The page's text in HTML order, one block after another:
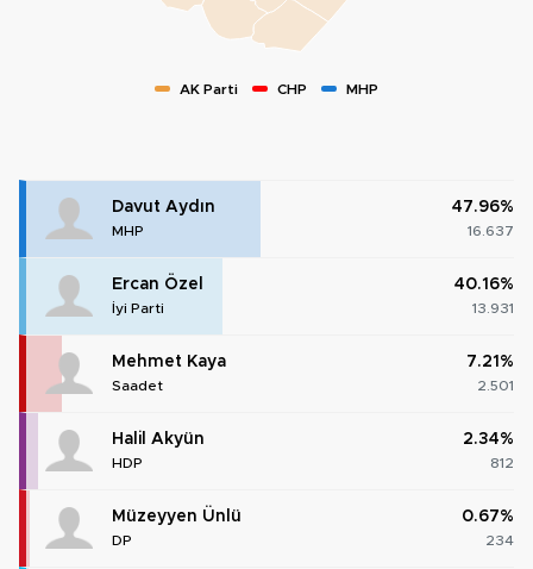
AK Parti CHP MHP
Davut Aydın
MHP
47.96%
16.637
Ercan Özel
İyi Parti
40.16%
13.931
Mehmet Kaya
Saadet
7.21%
2.501
Halil Akyün
HDP
2.34%
812
Müzeyyen Ünlü
DP
0.67%
234